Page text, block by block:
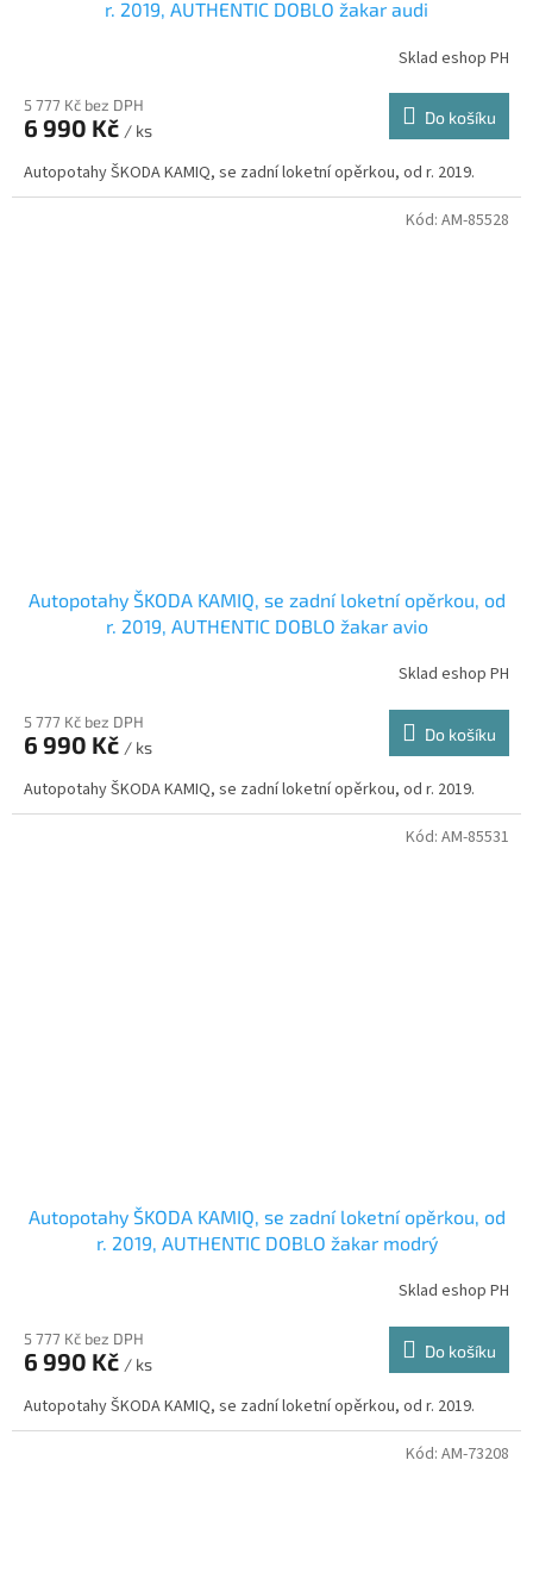
r. 2019, AUTHENTIC DOBLO žakar audi
Sklad eshop PH
5 777 Kč bez DPH
6 990 Kč / ks
Do košíku
Autopotahy ŠKODA KAMIQ, se zadní loketní opěrkou, od r. 2019.
Autopotahy ŠKODA KAMIQ, se zadní loketní opěrkou, od
r. 2019, AUTHENTIC DOBLO žakar avio
Sklad eshop PH
5 777 Kč bez DPH
6 990 Kč / ks
Do košíku
Autopotahy ŠKODA KAMIQ, se zadní loketní opěrkou, od r. 2019.
Kód: AM-85528
Autopotahy ŠKODA KAMIQ, se zadní loketní opěrkou, od
r. 2019, AUTHENTIC DOBLO žakar modrý
Sklad eshop PH
5 777 Kč bez DPH
6 990 Kč / ks
Do košíku
Autopotahy ŠKODA KAMIQ, se zadní loketní opěrkou, od r. 2019.
Kód: AM-85531
Kód: AM-73208